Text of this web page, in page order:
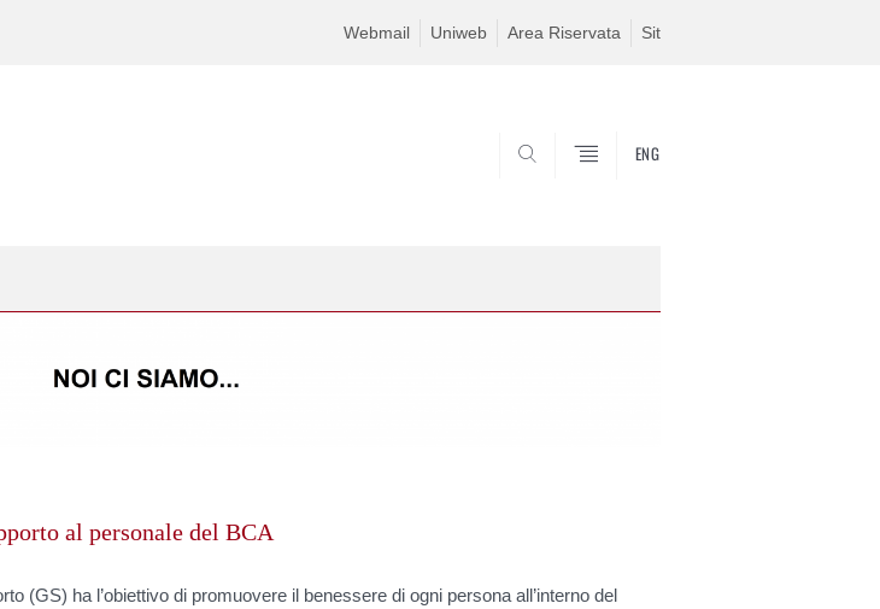
Webmail Uniweb Area Riservata Sit
ENG
al personale del BCA
(GS) ha l’obiettivo di promuovere il benessere di ogni persona all’interno del